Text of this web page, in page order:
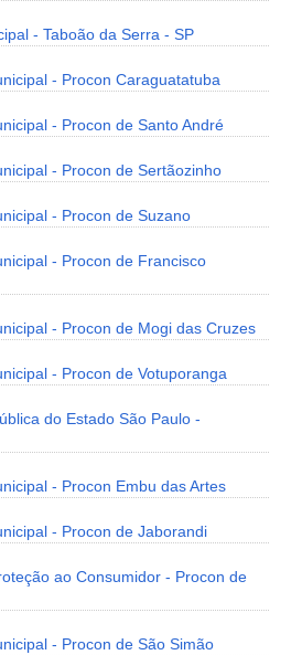
- Taboão da Serra - SP
- Procon Caraguatatuba
- Procon de Santo André
- Procon de Sertãozinho
- Procon de Suzano
- Procon de Francisco
- Procon de Mogi das Cruzes
- Procon de Votuporanga
do Estado São Paulo -
- Procon Embu das Artes
- Procon de Jaborandi
ao Consumidor - Procon de
- Procon de São Simão